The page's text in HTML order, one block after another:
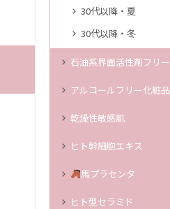
30代以降・夏
30代以降・冬
石油系界面活性剤フリー
アルコールフリー化粧品
乾燥性敏感肌
ヒト幹細胞エキス
馬プラセンタ
ヒト型セラミド